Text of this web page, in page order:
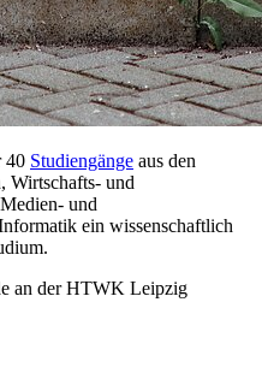
40 Studiengänge aus den
Wirtschafts- und
und
ein wissenschaftlich
an derHTWK Leipzig